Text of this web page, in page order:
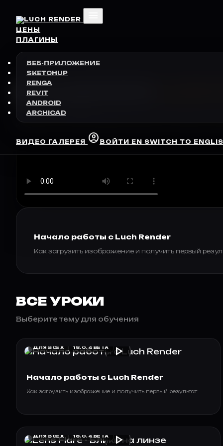
ЦЕНЫ
ПЛАГИНЫ
ВЕБ-ПРИЛОЖЕНИЕ
SKETCHUP
RENGA
REVIT
ANDROID
ARCHICAD
ВИДЕО ГАЛЕРЕЯ account_circle ВОЙТИ EN SWITCH TO
АКАДЕМИЯ
Изучите все возможности и тонкости работы с
коротких и понятных видеоуроках от наших
Начало работы с Luch Render
Как загрузить изображение и получить первый
ВСЕ УРОКИ
Выберите тему для обучения
play_arrow
ДЛЯ ВСЕХ 18.0.4 BETA
Начало работы с Luch Render
Как загрузить изображение и получить первый результат
play_arrow
ДЛЯ ВСЕХ 18.0.4 BETA